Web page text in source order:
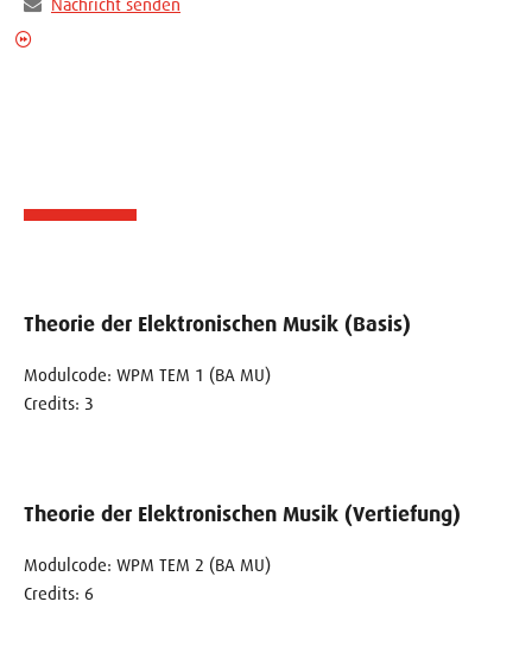
Nachricht senden
Theorie der Elektronischen Musik (Basis)
Modulcode: WPM TEM 1 (BA MU)
Credits: 3
Theorie der Elektronischen Musik (Vertiefung)
Modulcode: WPM TEM 2 (BA MU)
Credits: 6